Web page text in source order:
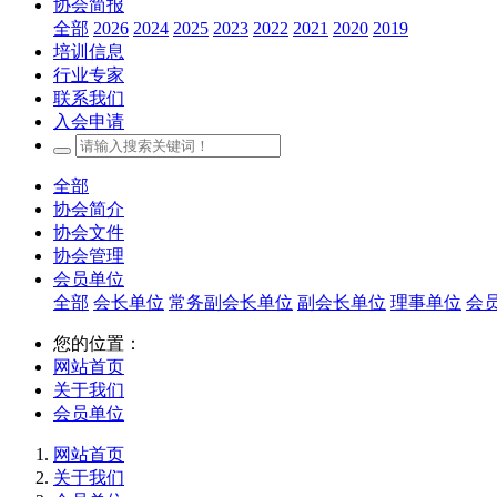
协会简报
全部 2026 2024 2025 2023 2022 2021 2020 2019
培训信息
行业专家
联系我们
入会申请
全部
协会简介
协会文件
协会管理
会员单位
全部 会长单位 常务副会长单位 副会长单位 理事单位 会
您的位置：
网站首页
关于我们
会员单位
网站首页
关于我们